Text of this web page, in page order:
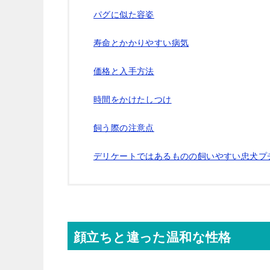
パグに似た容姿
寿命とかかりやすい病気
価格と入手方法
時間をかけたしつけ
飼う際の注意点
デリケートではあるものの飼いやすい忠犬プ
顔立ちと違った温和な性格